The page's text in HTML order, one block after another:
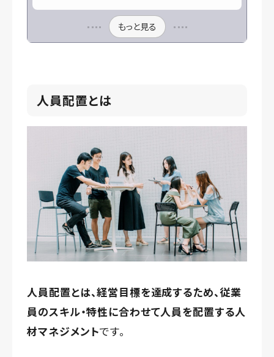
もっと見る
人員配置とは
人員配置とは、経営目標を達成するため、従業
員のスキル・特性に合わせて人員を配置する人
材マネジメントです。